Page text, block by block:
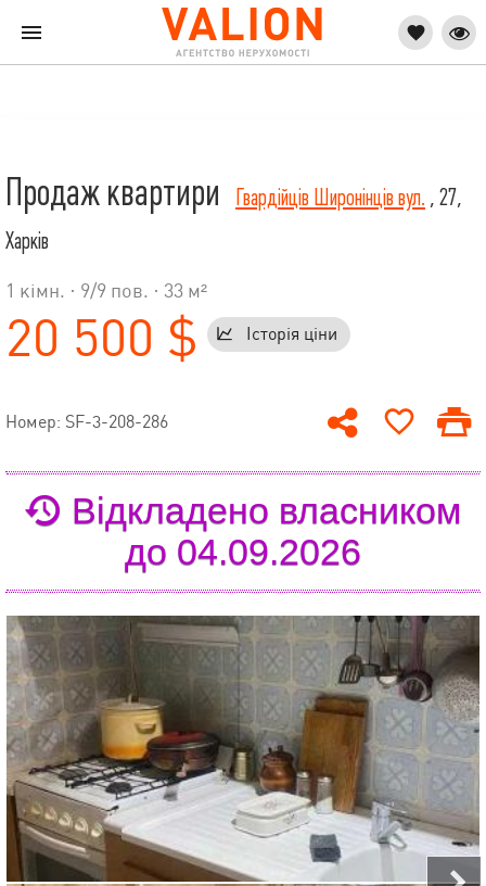
Продаж квартири Гвардійців Широнінців вул. , 27,
Харків
1 кімн. · 9/9 пов. · 33 м²
20 500 $ Історія ціни
Номер: SF-3-208-286
Відкладено власником
до 04.09.2026